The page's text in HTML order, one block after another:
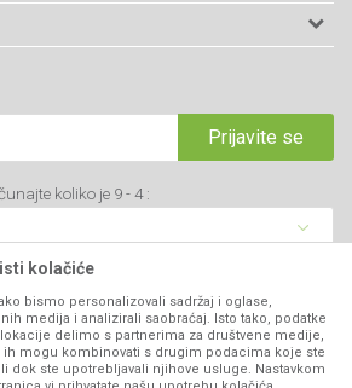
bataljona 235/2
Prijavite se
koliko je 9 - 4 :
Prijavite se
kolačiće
bismo personalizovali sadržaj i oglase,
medija i analizirali saobraćaj. Isto tako, podatke
delimo s partnerima za društvene medije,
ih mogu kombinovati s drugim podacima koje ste
dok ste upotrebljavali njihove usluge. Nastavkom